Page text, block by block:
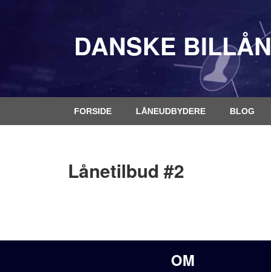
DANSKE BILLÅN
FORSIDE LÅNEUDBYDERE BLOG
Lånetilbud #2
OM